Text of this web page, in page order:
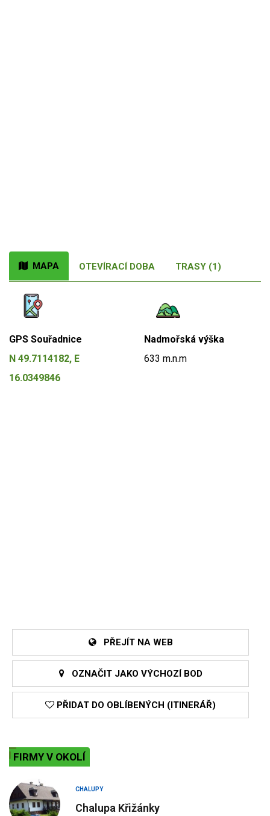
MAPA OTEVÍRACÍ DOBA TRASY (1)
GPS Souřadnice
N 49.7114182, E
16.0349846
Nadmořská výška
633 m.n.m
PŘEJÍT NA WEB
OZNAČIT JAKO VÝCHOZÍ BOD
PŘIDAT DO OBLÍBENÝCH (ITINERÁŘ)
FIRMY V OKOLÍ
CHALUPY
Chalupa Křižánky